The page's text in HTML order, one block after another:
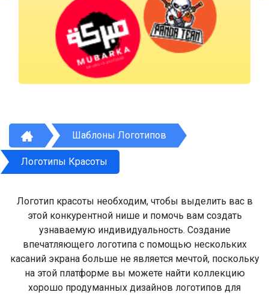
Шаблоны Логотипов
Логотипы Красоты
Логотип красоты необходим, чтобы выделить вас в
этой конкурентной нише и помочь вам создать
узнаваемую индивидуальность. Создание
впечатляющего логотипа с помощью нескольких
касаний экрана больше не является мечтой, поскольку
на этой платформе вы можете найти коллекцию
хорошо продуманных дизайнов логотипов для